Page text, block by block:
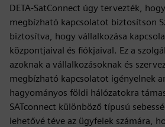
DETA-SatConnect úgy tervezték,
megbízható kapcsolatot biztosítson
biztosítva, hogy vállalkozása
központjaival és fiókjaival. Ez a
azoknak a vállalkozásoknak és
megbízható kapcsolatot igényelnek
hagyományos földi hálózatokra
SATconnect különböző típusú
lehetővé téve az ügyfelek számára,